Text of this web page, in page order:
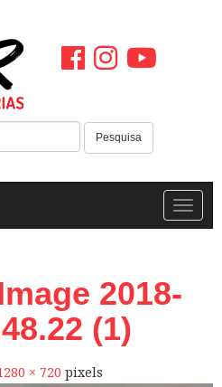
Pesquisa
2018-
(1)
× 720 pixels